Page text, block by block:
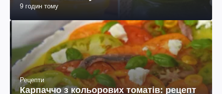
9 годин тому
Рецепти
Карпаччо з кольорових томатів: рецепт